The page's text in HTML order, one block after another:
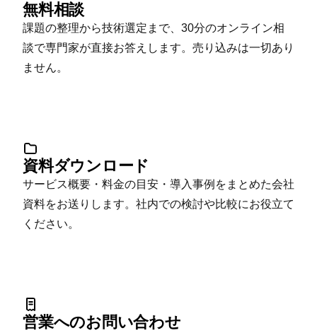
無料相談
課題の整理から技術選定まで、30分のオンライン相
談で専門家が直接お答えします。売り込みは一切あり
ません。
資料ダウンロード
サービス概要・料金の目安・導入事例をまとめた会社
資料をお送りします。社内での検討や比較にお役立て
ください。
営業へのお問い合わせ